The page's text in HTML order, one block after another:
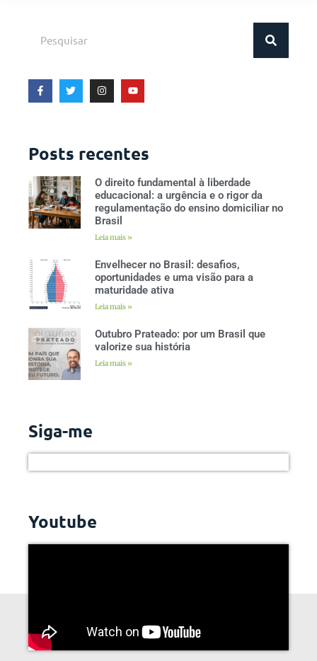
Posts recentes
O direito fundamental à liberdade
educacional: a urgência e o rigor da
regulamentação do ensino domiciliar no
Brasil
Leia mais »
Envelhecer no Brasil: desafios,
oportunidades e uma visão para a
maturidade ativa
Leia mais »
Outubro Prateado: por um Brasil que
valorize sua história
Leia mais »
Siga-me
Youtube